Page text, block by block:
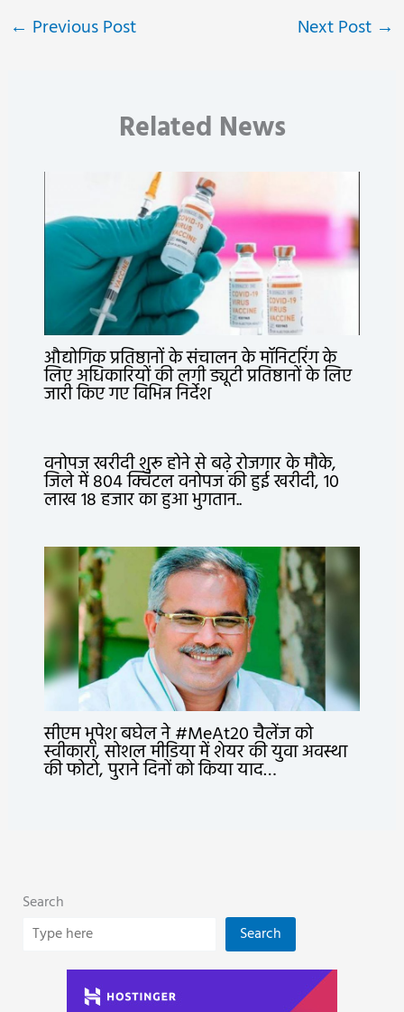
← Previous Post Next Post →
Related News
औद्योगिक प्रतिष्ठानों के संचालन के मॉनिटरिंग के
लिए अधिकारियों की लगी ड्यूटी प्रतिष्ठानों के लिए
जारी किए गए विभिन्न निर्देश
वनोपज खरीदी शुरू होने से बढ़े रोजगार के मौके,
जिले में 804 क्विंटल वनोपज की हुई खरीदी, 10
लाख 18 हजार का हुआ भुगतान..
सीएम भूपेश बघेल ने #MeAt20 चैलेंज को
स्वीकारा, सोशल मीडिया में शेयर की युवा अवस्था
की फोटो, पुराने दिनों को किया याद…
Search
Search